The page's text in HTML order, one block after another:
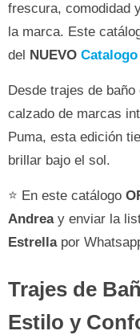
frescura, comodidad
la marca. Este
del NUEVO Catalogo
Desde trajes de
calzado de marcas
Puma, esta edición
brillar bajo el sol.
⭐ En este catálogo
Andrea y enviar la
Estrella por
Trajes de
Estilo y